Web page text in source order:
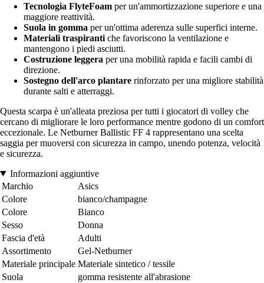
Tecnologia FlyteFoam per un'ammortizzazione superiore e una
maggiore reattività.
Suola in gomma per un'ottima aderenza sulle superfici interne.
Materiali traspiranti che favoriscono la ventilazione e
mantengono i piedi asciutti.
Costruzione leggera per una mobilità rapida e facili cambi di
direzione.
Sostegno dell'arco plantare rinforzato per una migliore stabilità
durante salti e atterraggi.
Questa scarpa è un'alleata preziosa per tutti i giocatori di volley che
cercano di migliorare le loro performance mentre godono di un comfort
eccezionale. Le Netburner Ballistic FF 4 rappresentano una scelta
saggia per muoversi con sicurezza in campo, unendo potenza, velocità
e sicurezza.
Informazioni aggiuntive
Marchio
Asics
Colore
bianco/champagne
Colore
Bianco
Sesso
Donna
Fascia d'età
Adulti
Assortimento
Gel-Netburner
Materiale principale Materiale sintetico / tessile
Suola
gomma resistente all'abrasione